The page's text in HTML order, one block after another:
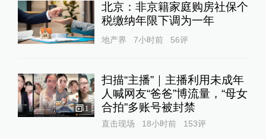
北京：非京籍家庭购房社保个
税缴纳年限下调为一年
地产界 7小时前 56评
1
扫描“主播”｜主播利用未成年
人喊网友“爸爸”博流量，“母女
合拍”多账号被封禁
直击现场 18小时前 153评